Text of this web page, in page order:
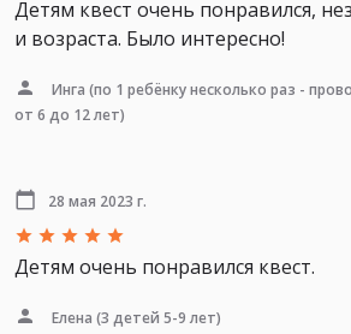
Детям квест очень понравился,
и возраста. Было интересно!
Инга (по 1 ребëнку несколько раз -
от 6 до 12 лет)
28 мая 2023 г.
Детям очень понравился квест.
Елена (3 детей 5-9 лет)